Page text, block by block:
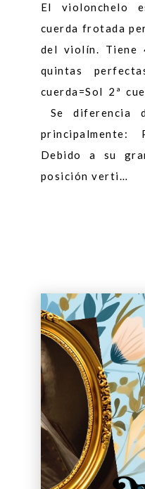
El violonchelo
cuerda frotada
del violín. Tiene
quintas
cuerda=Sol 2ª
Se diferencia
principalmente:
Debido a su
posición verti…